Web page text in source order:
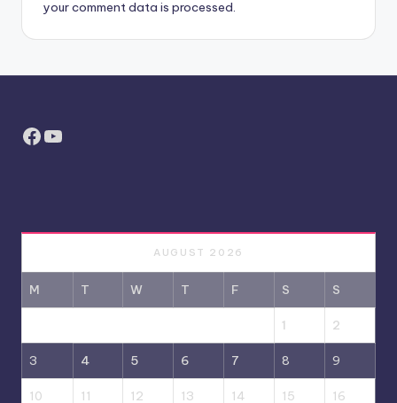
your comment data is processed.
Facebook
YouTube
AUGUST 2026
M T W T F S S
1 2
3 4 5 6 7 8 9
10 11 12 13 14 15 16